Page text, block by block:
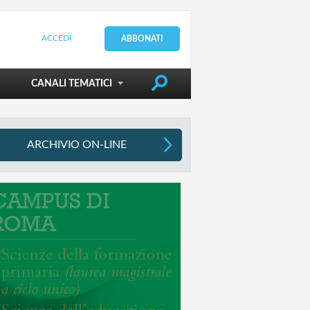
ACCEDI ABBONATI
DIRIGERE LA SCUOLA
CANALI TEMATICI
ARCHIVIO ON-LINE